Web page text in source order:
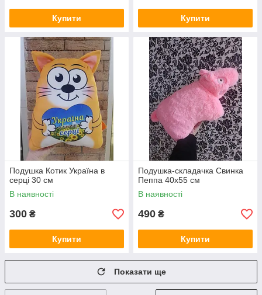
Купити Купити
Подушка Котик Україна в
серці 30 см
В наявності
300 ₴
Купити
Подушка-складачка Свинка
Пеппа 40х55 см
В наявності
490 ₴
Купити
Показати ще